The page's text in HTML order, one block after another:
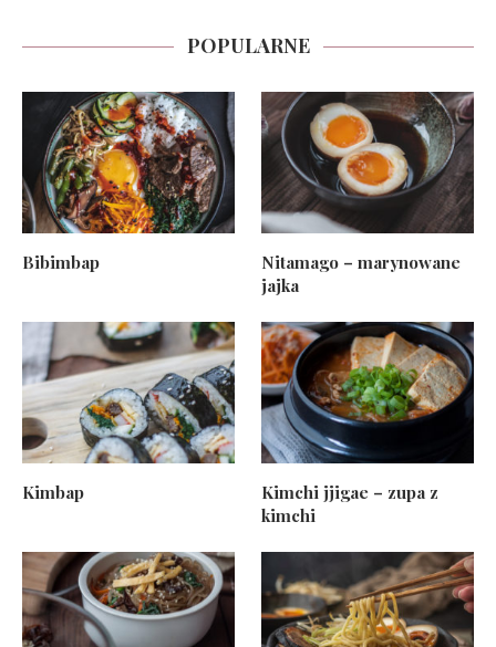
POPULARNE
Bibimbap
Nitamago – marynowane
jajka
Kimbap
Kimchi jjigae – zupa z
kimchi